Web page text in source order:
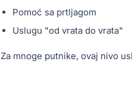
Pomoć sa prtljagom
Uslugu "od vrata do vrata"
Za mnoge putnike, ovaj nivo